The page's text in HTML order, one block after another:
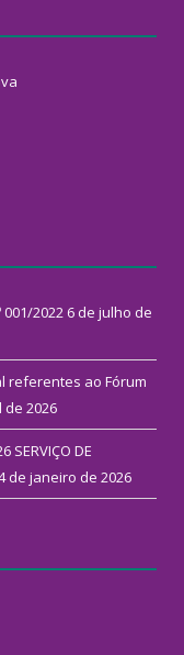
001/2022 6 de julho de
referentes ao Fórum
de 2026
SERVIÇO DE
de janeiro de 2026